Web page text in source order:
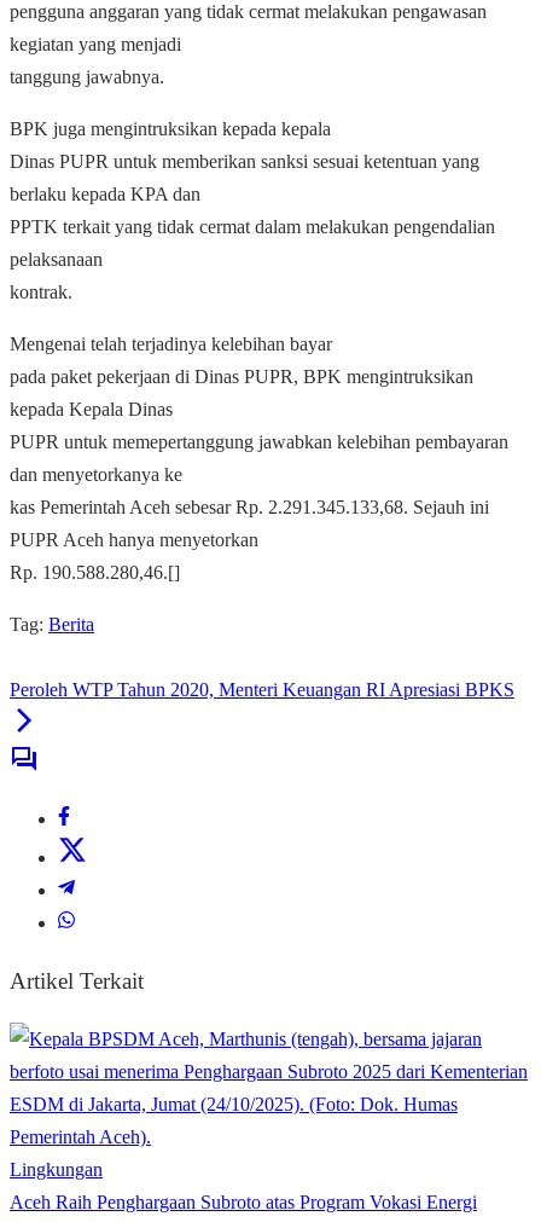
pengguna anggaran yang tidak cermat melakukan pengawasan
kegiatan yang menjadi
tanggung jawabnya.
BPK juga mengintruksikan kepada kepala
Dinas PUPR untuk memberikan sanksi sesuai ketentuan yang
berlaku kepada KPA dan
PPTK terkait yang tidak cermat dalam melakukan pengendalian
pelaksanaan
kontrak.
Mengenai telah terjadinya kelebihan bayar
pada paket pekerjaan di Dinas PUPR, BPK mengintruksikan
kepada Kepala Dinas
PUPR untuk memepertanggung jawabkan kelebihan pembayaran
dan menyetorkanya ke
kas Pemerintah Aceh sebesar Rp. 2.291.345.133,68. Sejauh ini
PUPR Aceh hanya menyetorkan
Rp. 190.588.280,46.[]
Tag: Berita
Peroleh WTP Tahun 2020, Menteri Keuangan RI Apresiasi BPKS
Artikel Terkait
Lingkungan
Aceh Raih Penghargaan Subroto atas Program Vokasi Energi